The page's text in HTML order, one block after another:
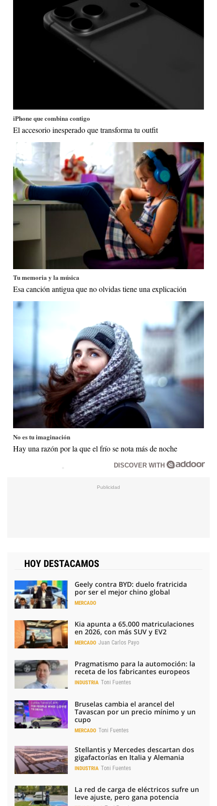
iPhone que combina contigo
El accesorio inesperado que transforma tu outfit
Tu memoria y la música
Esa canción antigua que no olvidas tiene una explicación
No es tu imaginación
Hay una razón por la que el frío se nota más de noche
DISCOVER WITH
HOY DESTACAMOS
Geely contra BYD: duelo fratricida
por ser el mejor chino global
MERCADO
Kia apunta a 65.000 matriculaciones
en 2026, con más SUV y EV2
MERCADO Juan Carlos Payo
Pragmatismo para la automoción: la
receta de los fabricantes europeos
INDUSTRIA Toni Fuentes
Bruselas cambia el arancel del
Tavascan por un precio mínimo y un
cupo
MERCADO Toni Fuentes
Stellantis y Mercedes descartan dos
gigafactorías en Italia y Alemania
INDUSTRIA Toni Fuentes
La red de carga de eléctricos sufre un
leve ajuste, pero gana potencia